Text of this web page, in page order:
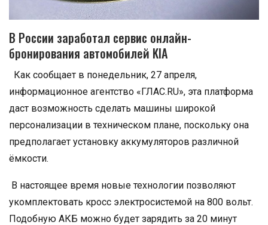
В России заработал сервис онлайн-
бронирования автомобилей KIA
Как сообщает в понедельник, 27 апреля,
информационное агентство «ГЛАС.RU», эта платформа
даст возможность сделать машины широкой
персонализации в техническом плане, поскольку она
предполагает установку аккумуляторов различной
ёмкости.
В настоящее время новые технологии позволяют
укомплектовать кросс электросистемой на 800 вольт.
Подобную АКБ можно будет зарядить за 20 минут